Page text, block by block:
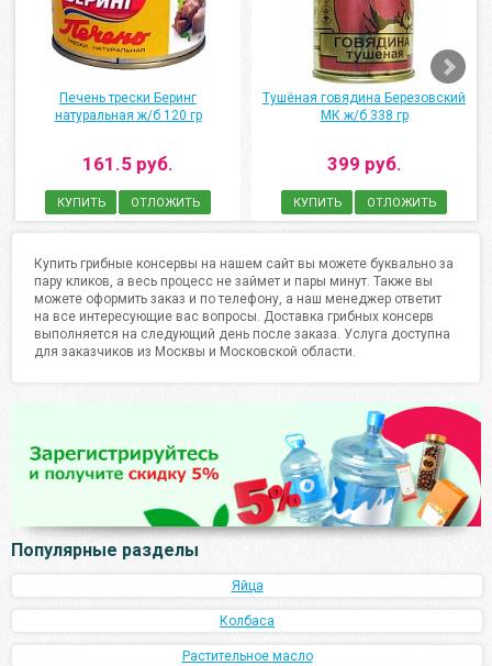
Печень трески Беринг
натуральная ж/б 120 гр
161.5 руб.
КУПИТЬ ОТЛОЖИТЬ
Тушёная говядина Березовский
МК ж/б 338 гр
399 руб.
КУПИТЬ ОТЛОЖИТЬ
Купить грибные консервы на нашем сайт вы можете буквально за
пару кликов, а весь процесс не займет и пары минут. Также вы
можете оформить заказ и по телефону, а наш менеджер ответит
на все интересующие вас вопросы. Доставка грибных консерв
выполняется на следующий день после заказа. Услуга доступна
для заказчиков из Москвы и Московской области.
Популярные разделы
Яйца
Колбаса
Растительное масло